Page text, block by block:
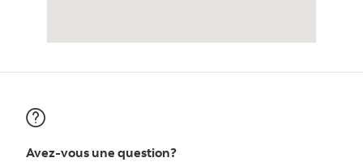
Avez-vous une question?